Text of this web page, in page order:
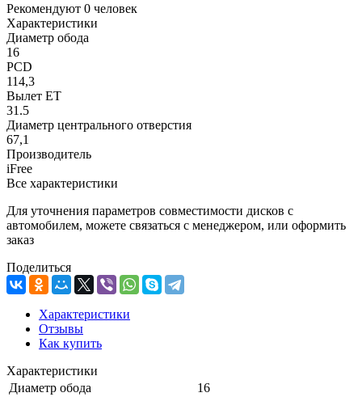
Рекомендуют 0 человек
Характеристики
Диаметр обода
16
PCD
114,3
Вылет ET
31.5
Диаметр центрального отверстия
67,1
Производитель
iFree
Все характеристики
Для уточнения параметров совместимости дисков с
автомобилем, можете связаться с менеджером, или оформить
заказ
Поделиться
Характеристики
Отзывы
Как купить
Характеристики
Диаметр обода
16